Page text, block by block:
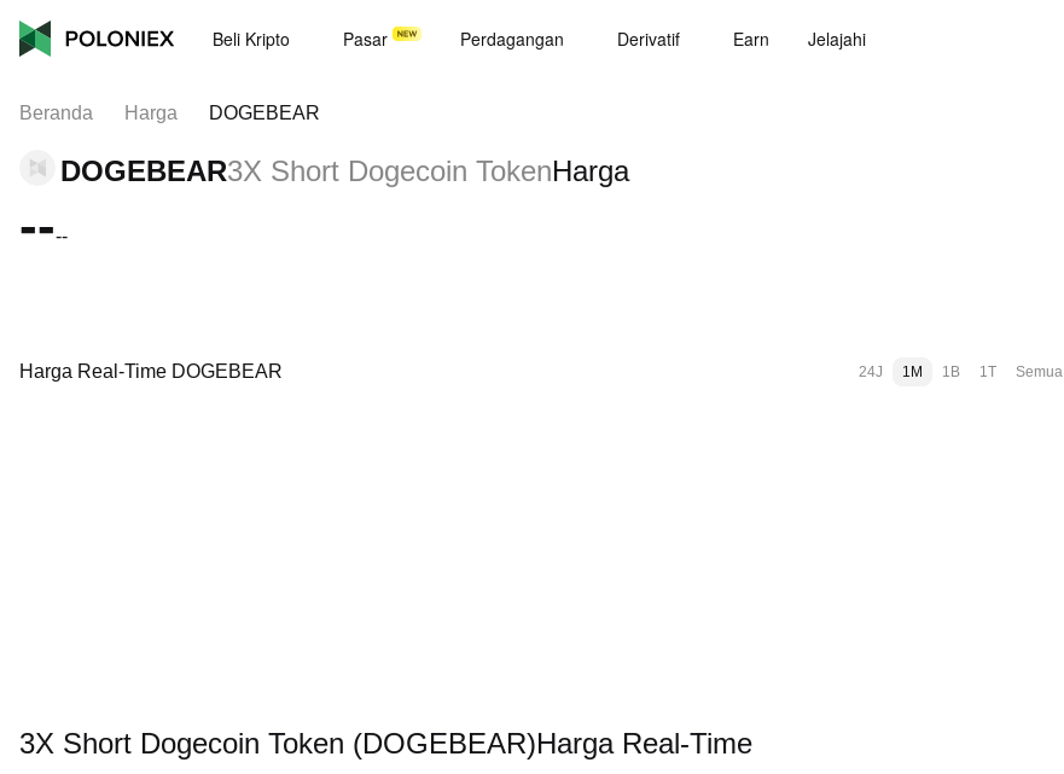
Beli Kripto Pasar Perdagangan Derivatif Earn Jelajahi
Beranda Harga DOGEBEAR
DOGEBEAR3X Short Dogecoin TokenHarga
----
Harga Real-Time DOGEBEAR 24J 1M 1B 1T Semua
3X Short Dogecoin Token (DOGEBEAR)Harga Real-Time